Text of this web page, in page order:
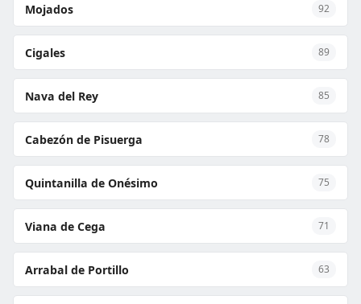
Mojados 92
Cigales 89
Nava del Rey 85
Cabezón de Pisuerga 78
Quintanilla de Onésimo 75
Viana de Cega 71
Arrabal de Portillo 63